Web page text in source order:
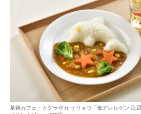
茶鍋カフェ・カグラザカ サリョウ「低アレルゲン 海